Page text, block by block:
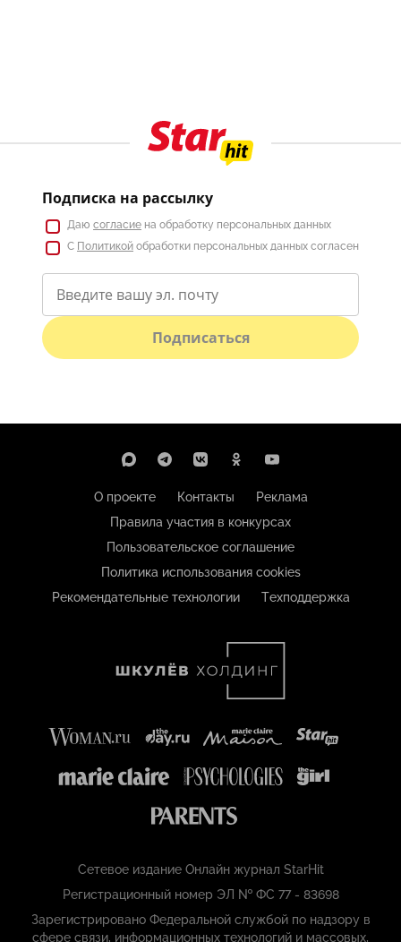
Подписка на рассылку
Даю согласие на обработку персональных данных
С Политикой обработки персональных данных согласен
Подписаться
О проекте Контакты
Реклама
Правила участия в конкурсах
Пользовательское соглашение
Политика использования cookies
Рекомендательные технологии
Техподдержка
Сетевое издание Онлайн журнал StarHit
Регистрационный номер ЭЛ № ФС 77 - 83698
Зарегистрировано Федеральной службой по надзору в
сфере связи, информационных технологий и массовых,